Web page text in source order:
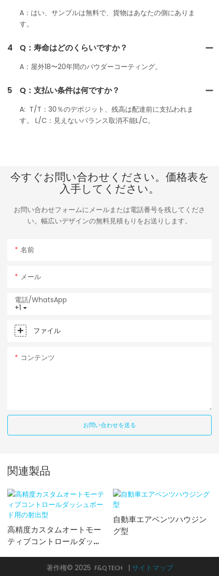
A：はい、サンプルは無料で、貨物はあなたの側にありま
す。
4 Q：寿命はどのくらいですか？
A：屋外18〜20年間のパウダーコーティング。
5 Q：支払い条件は何ですか？
A: T/T：30％のデポジット、残高は配達前に支払われま
す。 L/C：見えないバランス取消不能L/C。
今すぐお問い合わせください。価格表を
入手してください。
お問い合わせフォームにメールまたは電話番号を残してくださ
い。幅広いデザインの無料見積もりをお送りします。
名前
メール
+1
電話/WhatsApp
ファイル
コンテンツ
お問い合わせを送る
関連製品
高精度カスタムオートモー
ティブコントロールダッシ
自動車エアベンツハウジン
グ型
著作権© 2025 F&Q TECH | サイトマップ